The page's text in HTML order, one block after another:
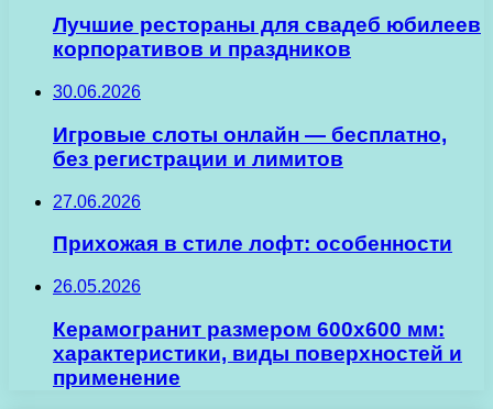
Лучшие рестораны для свадеб юбилеев
корпоративов и праздников
30.06.2026
Игровые слоты онлайн — бесплатно,
без регистрации и лимитов
27.06.2026
Прихожая в стиле лофт: особенности
26.05.2026
Керамогранит размером 600х600 мм:
характеристики, виды поверхностей и
применение